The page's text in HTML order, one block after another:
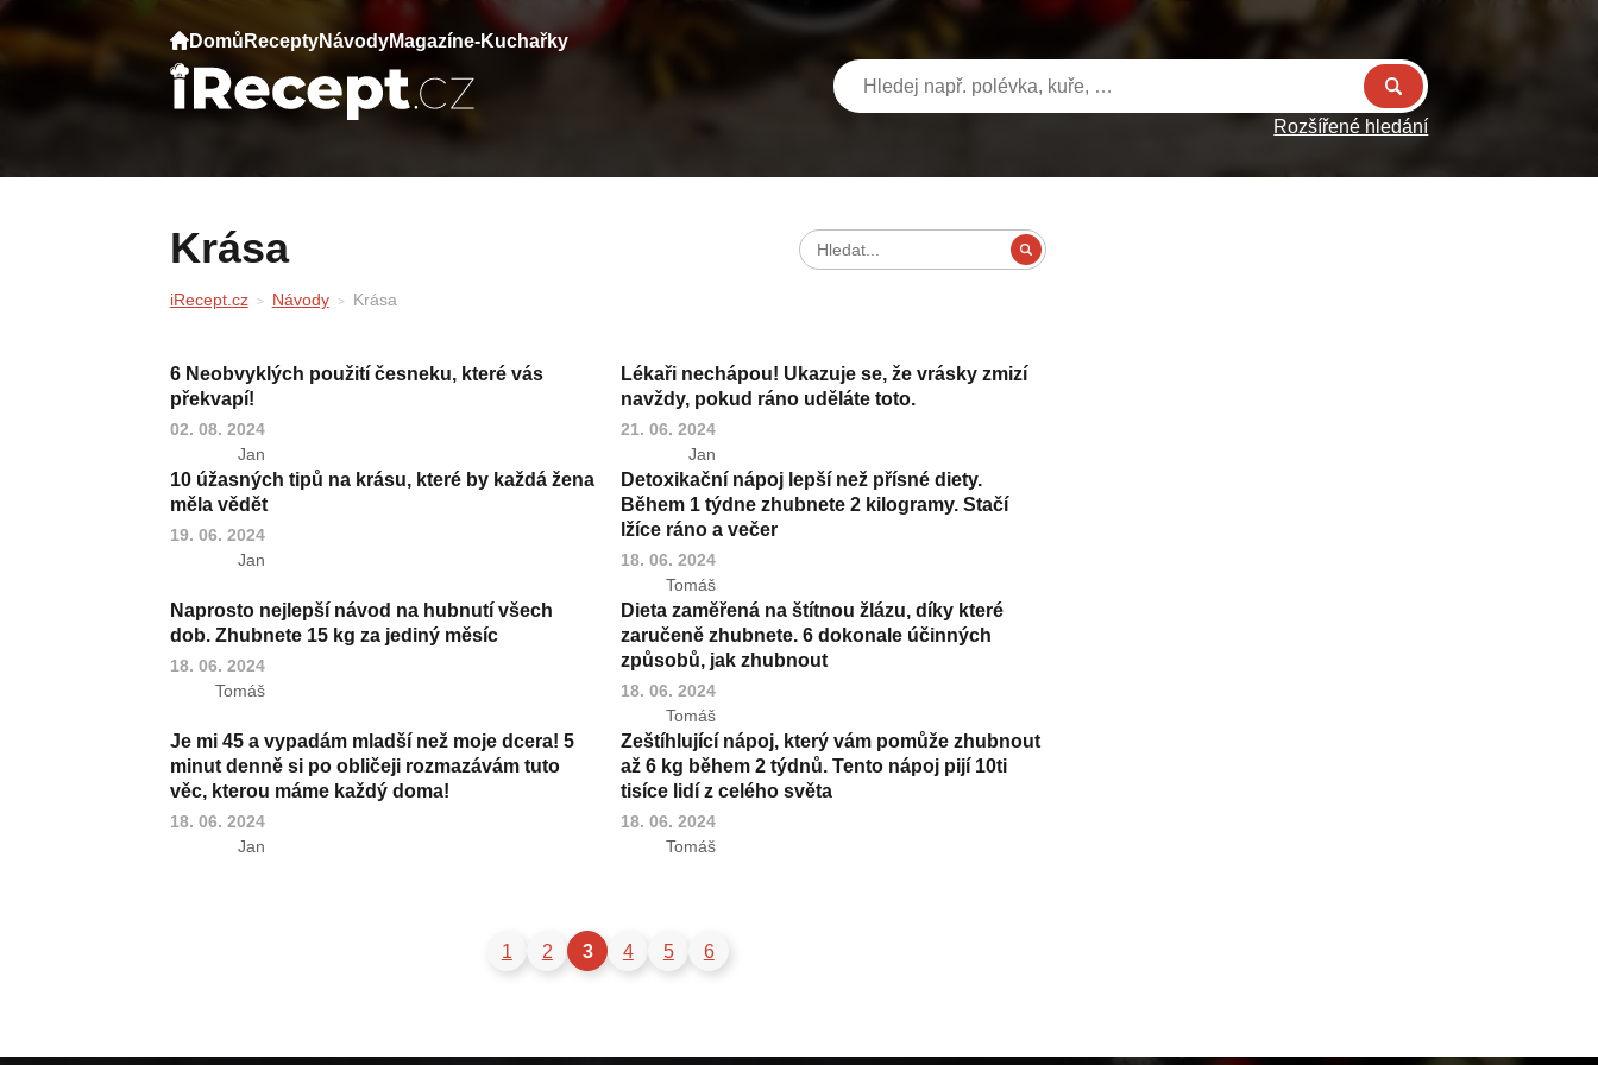
Domů ReceptyNávodyMagazíne-Kuchařky
Rozšířené hledání
Krása
iRecept.cz Návody Krása
6 Neobvyklých použití česneku, které vás
překvapí!
02. 08. 2024
Jan
Lékaři nechápou! Ukazuje se, že vrásky zmizí
navždy, pokud ráno uděláte toto.
21. 06. 2024
Jan
10 úžasných tipů na krásu, které by každá žena
měla vědět
19. 06. 2024
Jan
Detoxikační nápoj lepší než přísné diety.
Během 1 týdne zhubnete 2 kilogramy. Stačí
lžíce ráno a večer
18. 06. 2024
Tomáš
Naprosto nejlepší návod na hubnutí všech
dob. Zhubnete 15 kg za jediný měsíc
18. 06. 2024
Tomáš
Dieta zaměřená na štítnou žlázu, díky které
zaručeně zhubnete. 6 dokonale účinných
způsobů, jak zhubnout
18. 06. 2024
Tomáš
Je mi 45 a vypadám mladší než moje dcera! 5
minut denně si po obličeji rozmazávám tuto
věc, kterou máme každý doma!
18. 06. 2024
Jan
Zeštíhlující nápoj, který vám pomůže zhubnout
až 6 kg během 2 týdnů. Tento nápoj pijí 10ti
tisíce lidí z celého světa
18. 06. 2024
Tomáš
1 2 3 4 5 6